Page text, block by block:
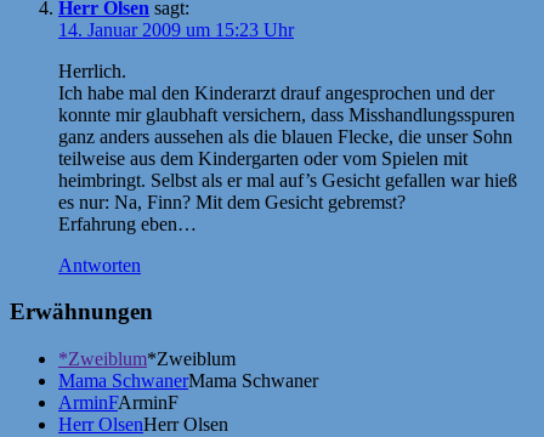
Herr Olsen sagt:
14. Januar 2009 um 15:23 Uhr
Herrlich.
Ich habe mal den Kinderarzt drauf angesprochen und der
konnte mir glaubhaft versichern, dass Misshandlungsspuren
ganz anders aussehen als die blauen Flecke, die unser Sohn
teilweise aus dem Kindergarten oder vom Spielen mit
heimbringt. Selbst als er mal auf’s Gesicht gefallen war hieß
es nur: Na, Finn? Mit dem Gesicht gebremst?
Erfahrung eben…
Antworten
Erwähnungen
*Zweiblum*Zweiblum
Mama SchwanerMama Schwaner
ArminFArminF
Herr OlsenHerr Olsen